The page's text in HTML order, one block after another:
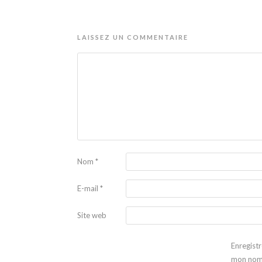
LAISSEZ UN COMMENTAIRE
Nom *
E-mail *
Site web
mon